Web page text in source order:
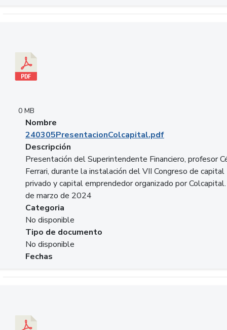
0 MB
Nombre
240305PresentacionColcapital.pdf
Descripción
Presentación del Superintendente Financiero, profesor
Ferrari, durante la instalación del VII Congreso de capital
privado y capital emprendedor organizado por
de marzo de 2024
Categoria
No disponible
Tipo de documento
No disponible
Fechas